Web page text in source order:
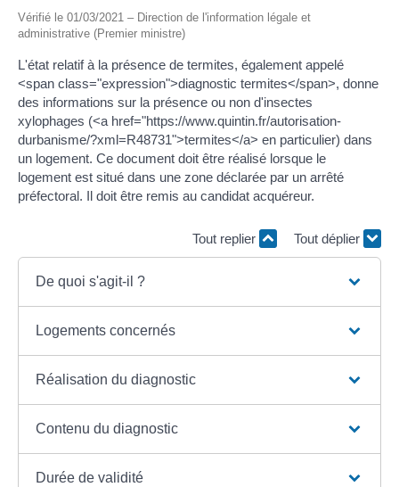
Vérifié le 01/03/2021 – Direction de l'information légale et
administrative (Premier ministre)
L'état relatif à la présence de termites, également appelé
<span class="expression">diagnostic termites</span>, donne
des informations sur la présence ou non d'insectes
xylophages (<a href="https://www.quintin.fr/autorisation-
durbanisme/?xml=R48731">termites</a> en particulier) dans
un logement. Ce document doit être réalisé lorsque le
logement est situé dans une zone déclarée par un arrêté
préfectoral. Il doit être remis au candidat acquéreur.
Tout replier Tout déplier
De quoi s'agit-il ?
Logements concernés
Réalisation du diagnostic
Contenu du diagnostic
Durée de validité